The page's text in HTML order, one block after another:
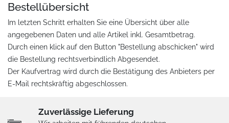
Bestellübersicht
Im letzten Schritt erhalten Sie eine Übersicht über alle
angegebenen Daten und alle Artikel inkl. Gesamtbetrag.
Durch einen klick auf den Button "Bestellung abschicken" wird
die Bestellung rechtsverbindlich Abgesendet.
Der Kaufvertrag wird durch die Bestätigung des Anbieters per
E-Mail rechtskräftig abgeschlossen.
Zuverlässige Lieferung